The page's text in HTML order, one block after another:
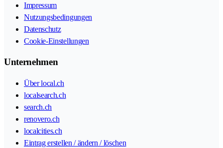
Impressum
Nutzungsbedingungen
Datenschutz
Cookie-Einstellungen
Unternehmen
Über local.ch
localsearch.ch
search.ch
renovero.ch
localcities.ch
Eintrag erstellen / ändern / löschen